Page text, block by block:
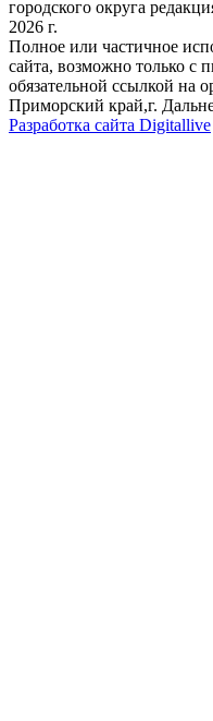
городского округа
2026 г.
Полное или частичное
сайта, возможно только с
обязательной ссылкой на
Приморский край,г.
Разработка сайта Digitallive